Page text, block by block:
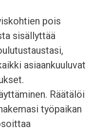
pois
sisällyttää
asiaankuuluvat
Räätälöi
työpaikan